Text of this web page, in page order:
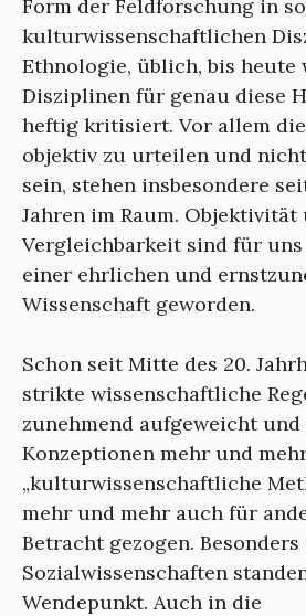
Form der Feldforschung in
kulturwissenschaftlichen
Ethnologie, üblich, bis heute
Disziplinen für genau diese
heftig kritisiert. Vor allem
objektiv zu urteilen und
sein, stehen insbesondere
Jahren im Raum. Objektivität
Vergleichbarkeit sind für
einer ehrlichen und
Wissenschaft geworden.
Schon seit Mitte des 20.
strikte wissenschaftliche
zunehmend aufgeweicht und
Konzeptionen mehr und
„kulturwissenschaftliche
mehr und mehr auch für
Betracht gezogen.
Sozialwissenschaften
Wendepunkt. Auch in die